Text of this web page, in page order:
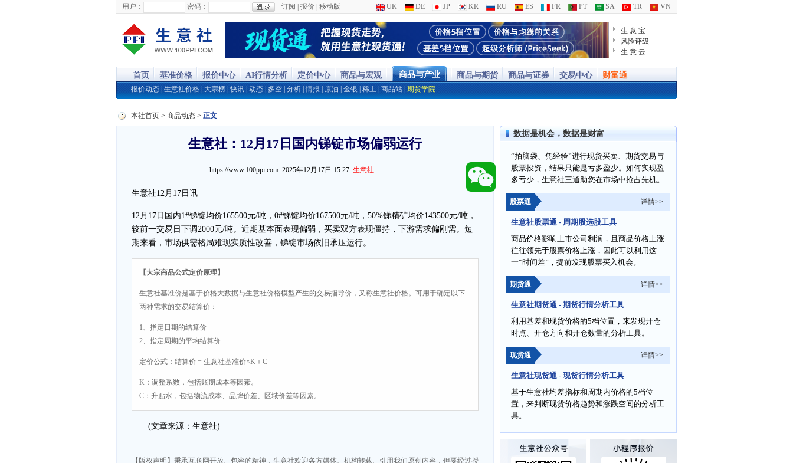
用户： 密码： 订阅 报价 移动版 UK DE JP KR RU ES FR PT SA TR VN
生 意 宝
风险评级
生 意 云
首页 基准价格 报价中心 AI行情分析 定价中心 商品与宏观 商品与产业 商品与期货 商品与证券 交易中心 财富通
报价动态 生意社价格 大宗榜 |快讯 动态 多空 分析 |情报 原油 金银 稀土 商品站 期货学院
本社首页 > 商品动态 > 正文
生意社：12月17日国内锑锭市场偏弱运行
https://www.100ppi.com 2025年12月17日 15:27 生意社
生意社12月17日讯
12月17日国内1#锑锭均价165500元/吨，0#锑锭均价167500元/吨，50%锑精矿均价143500元/吨，
较前一交易日下调2000元/吨。近期基本面表现偏弱，买卖双方表现僵持，下游需求偏刚需。短
期来看，市场供需格局难现实质性改善，锑锭市场依旧承压运行。
【大宗商品公式定价原理】
生意社基准价是基于价格大数据与生意社价格模型产生的交易指导价，又称生意社价格。可用于确定以下
两种需求的交易结算价：
1、指定日期的结算价
2、指定周期的平均结算价
定价公式：结算价 = 生意社基准价×K＋C
K：调整系数，包括账期成本等因素。
C：升贴水，包括物流成本、品牌价差、区域价差等因素。
(文章来源：生意社)
【版权声明】秉承互联网开放、包容的精神，生意社欢迎各方媒体、机构转载、引用我们原创内容，但要经过授
数据是机会，数据是财富
“拍脑袋、凭经验”进行现货买卖、期货交易与
股票投资，结果只能是亏多盈少。如何实现盈
多亏少，生意社三通助您在市场中抢占先机。
股票通 详情>>
生意社股票通 - 周期股选股工具
商品价格影响上市公司利润，且商品价格上涨
往往领先于股票价格上涨，因此可以利用这
一“时间差”，提前发现股票买入机会。
期货通 详情>>
生意社期货通 - 期货行情分析工具
利用基差和现货价格的5档位置，来发现开仓
时点、开仓方向和开仓数量的分析工具。
现货通 详情>>
生意社现货通 - 现货行情分析工具
基于生意社均差指标和周期内价格的5档位
置，来判断现货价格趋势和涨跌空间的分析工
具。